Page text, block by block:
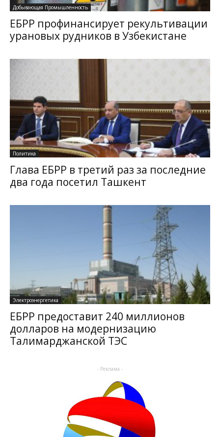
Добывающая Промышленность
ЕБРР профинансирует рекультивации
урановых рудников в Узбекистане
Политика
Глава ЕБРР в третий раз за последние
два года посетил Ташкент
Электроэнергетика
ЕБРР предоставит 240 миллионов
долларов на модернизацию
Талимарджанской ТЭС
- Реклама -